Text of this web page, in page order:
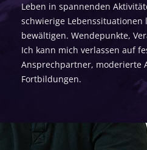
Leben in spannenden
schwierige Lebenssituationen
bewältigen. Wendepunkte,
Ich kann mich verlassen auf
Ansprechpartner, moderierte
Fortbildungen.